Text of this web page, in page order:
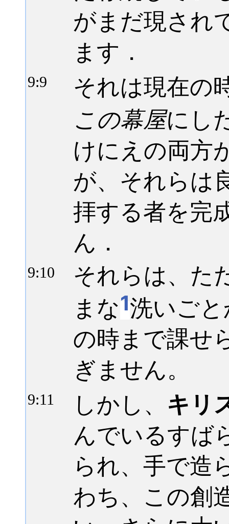
がまだ現され
ます．
9:9
それは現在の
この幕屋にし
けにえの両方
が、それらは
拝する者を完
ん．
9:10
それらは、た
まな1洗いご
の時まで課せ
ぎません。
9:11 しかし、 キリ
んでいるすば
られ、手で造
わち、この創